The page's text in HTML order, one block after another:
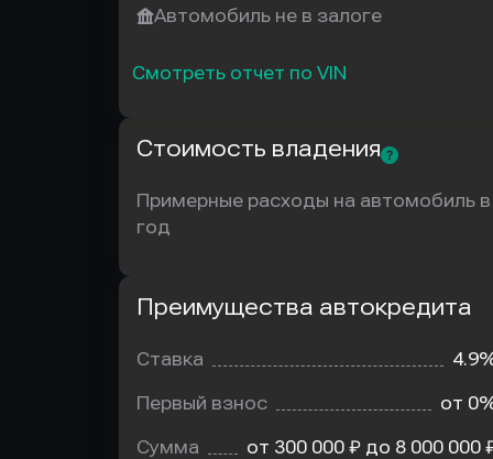
Автомобиль не в залоге
Смотреть отчет по VIN
Стоимость владения
Примерные расходы на автомобиль в
год
Преимущества автокредита
Ставка
Первый взнос от
Сумма от 300 000 ₽ до 8 000 000